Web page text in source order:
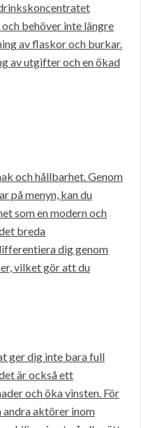
behöver inte längre
av flaskor och burkar.
av utgifter och en ökad
och hållbarhet. Genom
på menyn, kan du
som en modern och
breda
dig genom
vilket gör att du
ger dig inte bara full
är också ett
och öka vinsten. För
aktörer inom